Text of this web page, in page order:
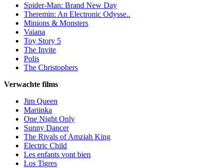
Spider-Man: Brand New Day
Theremin: An Electronic Odysse..
Minions & Monsters
Vaiana
Toy Story 5
The Invite
Polis
The Christophers
Verwachte films
Jim Queen
Mariinka
One Night Only
Sunny Dancer
The Rivals of Amziah King
Electric Child
Les enfants vont bien
Los Tigres